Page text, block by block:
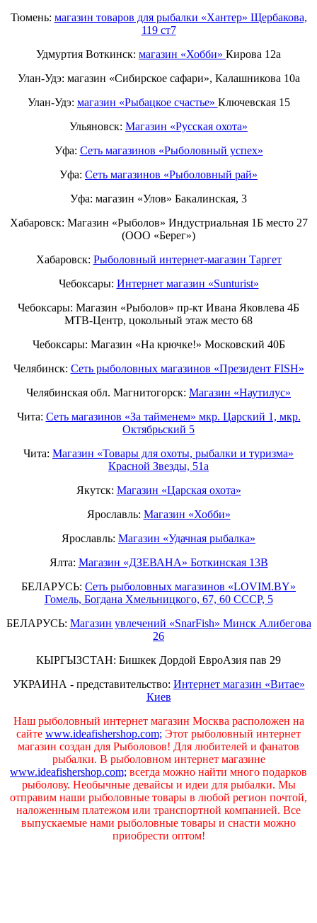
Тюмень: магазин товаров для рыбалки «Хантер» Щербакова,
119 ст7
Удмуртия Воткинск: магазин «Хобби» Кирова 12а
Улан-Удэ: магазин «Сибирское сафари», Калашникова 10а
Улан-Удэ: магазин «Рыбацкое счастье» Ключевская 15
Ульяновск: Магазин «Русская охота»
Уфа: Сеть магазинов «Рыболовный успех»
Уфа: Сеть магазинов «Рыболовный рай»
Уфа: магазин «Улов» Бакалинская, 3
Хабаровск: Магазин «Рыболов» Индустриальная 1Б место 27
(ООО «Берег»)
Хабаровск: Рыболовный интернет-магазин Таргет
Чебоксары: Интернет магазин «Sunturist»
Чебоксары: Магазин «Рыболов» пр-кт Ивана Яковлева 4Б
МТВ-Центр, цокольный этаж место 68
Чебоксары: Магазин «На крючке!» Московский 40Б
Челябинск: Сеть рыболовных магазинов «Президент FISH»
Челябинская обл. Магнитогорск: Магазин «Наутилус»
Чита: Сеть магазинов «За тайменем» мкр. Царский 1, мкр.
Октябрьский 5
Чита: Магазин «Товары для охоты, рыбалки и туризма»
Красной Звезды, 51а
Якутск: Магазин «Царская охота»
Ярославль: Магазин «Хобби»
Ярославль: Магазин «Удачная рыбалка»
Ялта: Магазин «ДЗЕВАНА» Боткинская 13В
БЕЛАРУСЬ: Сеть рыболовных магазинов «LOVIM.BY»
Гомель, Богдана Хмельницкого, 67, 60 СССР, 5
БЕЛАРУСЬ: Магазин увлечений «SnarFish» Минск Алибегова
26
КЫРГЫЗСТАН: Бишкек Дордой ЕвроАзия пав 29
УКРАИНА - представительство: Интернет магазин «Витае»
Киев
Наш рыболовный интернет магазин Москва расположен на
сайте www.ideafishershop.com; Этот рыболовный интернет
магазин создан для Рыболовов! Для любителей и фанатов
рыбалки. В рыболовном интернет магазине
www.ideafishershop.com; всегда можно найти много подарков
рыболову. Необычные девайсы и идеи для рыбалки. Мы
отправим наши рыболовные товары в любой регион почтой,
наложенным платежом или транспортной компанией. Все
выпускаемые нами рыболовные товары и снасти можно
приобрести оптом!